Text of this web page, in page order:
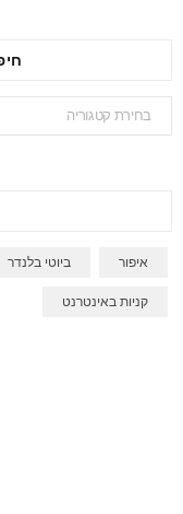
חיפוש
בבלוג
איפור ביוטי בלנדר
קניות באינטרנט